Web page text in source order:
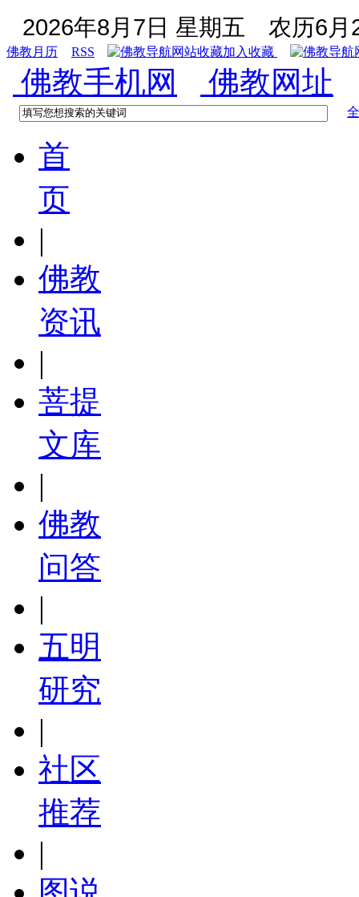
2026年8月7日 星期五 农历6月
佛教月历 RSS 加入收藏
佛教手机网 佛教网址
首
页
|
佛教
资讯
|
菩提
文库
|
佛教
问答
|
五明
研究
|
社区
推荐
|